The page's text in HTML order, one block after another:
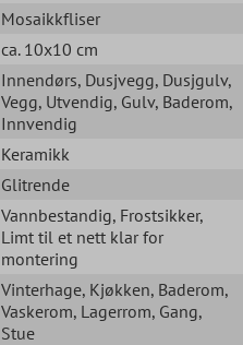
Mosaikkfliser
ca. 10x10 cm
Innendørs, Dusjvegg, Dusjgulv,
Vegg, Utvendig, Gulv, Baderom,
Innvendig
Keramikk
Glitrende
Vannbestandig, Frostsikker,
Limt til et nett klar for
montering
Vinterhage, Kjøkken, Baderom,
Vaskerom, Lagerrom, Gang,
Stue